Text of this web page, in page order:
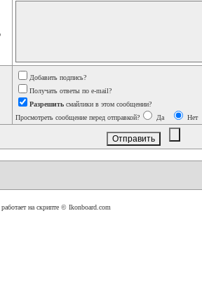
Добавить подпись?
Получать ответы по e-mail?
Разрешить смайлики в этом сообщении?
Просмотреть сообщение перед отправкой?
Да Нет
на скрипте © Ikonboard.com